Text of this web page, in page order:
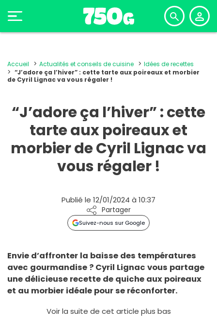
Accueil Actualités et conseils de cuisine
Idées de recettes
“J’adore ça l’hiver” : cette tarte aux poireaux et morbier
de Cyril Lignac va vous régaler !
“J’adore ça l’hiver” : cette
tarte aux poireaux et
morbier de Cyril Lignac va
vous régaler !
Publié le 12/01/2024 à 10:37
Partager
Suivez-nous sur Google
Envie d’affronter la baisse des températures
avec gourmandise ? Cyril Lignac vous partage
une délicieuse recette de quiche aux poireaux
et au morbier idéale pour se réconforter.
Voir la suite de cet article plus bas